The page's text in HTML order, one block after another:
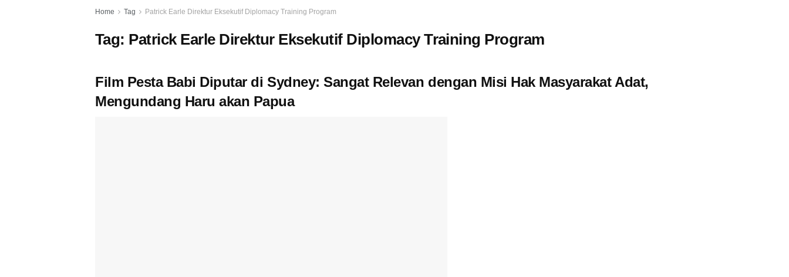
Home Tag Patrick Earle Direktur Eksekutif Diplomacy Training Program
Tag: Patrick Earle Direktur Eksekutif Diplomacy Training Program
Film Pesta Babi Diputar di Sydney: Sangat Relevan dengan Misi Hak Masyarakat Adat,
Mengundang Haru akan Papua